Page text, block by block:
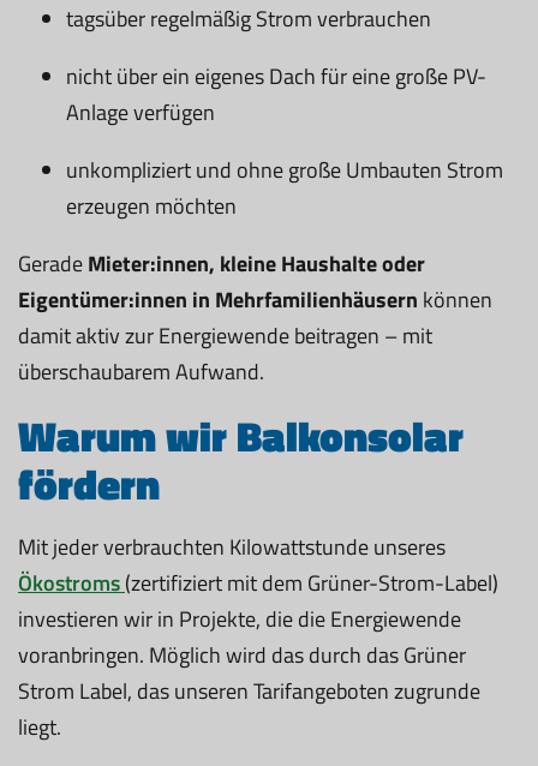
tagsüber regelmäßig Strom verbrauchen
nicht über ein eigenes Dach für eine große PV-
Anlage verfügen
unkompliziert und ohne große Umbauten Strom
erzeugen möchten
GeradeMieter:innen, kleine Haushalte oder
Eigentümer:innen in Mehrfamilienhäusern können
damit aktiv zur Energiewende beitragen – mit
überschaubarem Aufwand.
Warum wir Balkonsolar
fördern
Mit jeder verbrauchten Kilowattstunde unseres
Ökostroms(zertifiziert mit dem Grüner-Strom-Label)
investieren wir in Projekte, die die Energiewende
voranbringen. Möglich wird das durch das Grüner
Strom Label, das unseren Tarifangeboten zugrunde
liegt.